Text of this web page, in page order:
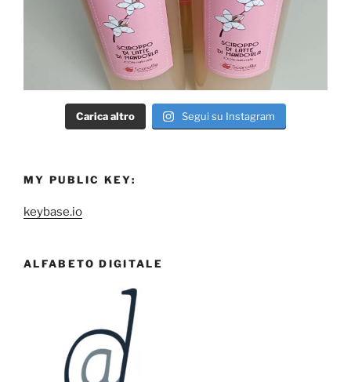
Carica altro Segui su Instagram
MY PUBLIC KEY:
keybase.io
ALFABETO DIGITALE